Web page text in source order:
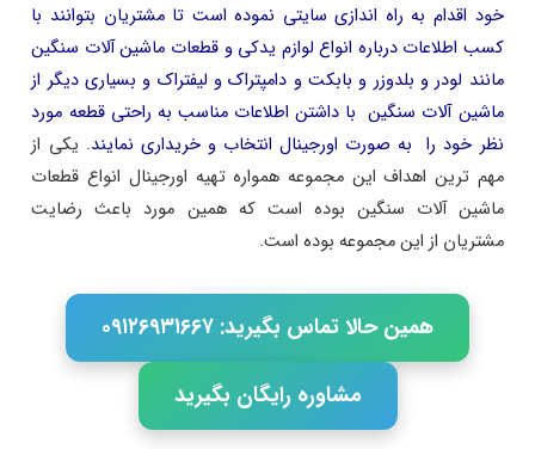
خود اقدام به راه اندازی سایتی نموده است تا مشتریان بتوانند با
کسب اطلاعات درباره انواع لوازم یدکی و قطعات ماشین آلات سنگین
مانند لودر و بلدوزر و بابکت و دامپتراک و لیفتراک و بسیاری دیگر از
ماشین آلات سنگین با داشتن اطلاعات مناسب به راحتی قطعه مورد
نظر خود را به صورت اورجینال انتخاب و خریداری نمایند. یکی از
مهم ترین اهداف این مجموعه همواره تهیه اورجینال انواع قطعات
ماشین آلات سنگین بوده است که همین مورد باعث رضایت
مشتریان از این مجموعه بوده است.
همین حالا تماس بگیرید: ۰۹۱۲۶۹۳۱۶۶۷
مشاوره رایگان بگیرید